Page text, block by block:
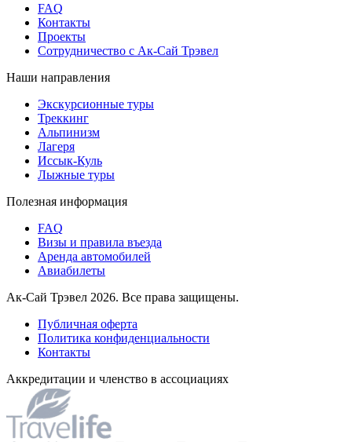
FAQ
Контакты
Проекты
Сотрудничество с Ак-Сай Трэвел
Наши направления
Экскурсионные туры
Треккинг
Альпинизм
Лагеря
Иссык-Куль
Лыжные туры
Полезная информация
FAQ
Визы и правила въезда
Аренда автомобилей
Авиабилеты
Ак-Сай Трэвел 2026. Все права защищены.
Публичная оферта
Политика конфиденциальности
Контакты
Аккредитации и членство в ассоциациях